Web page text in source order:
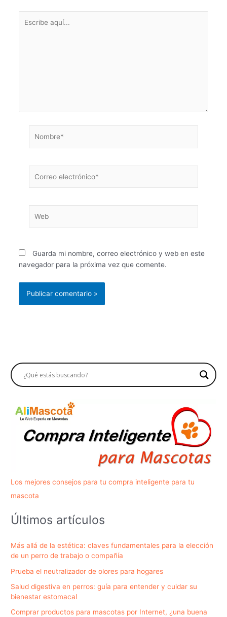
aquí...
electrónico*
Guarda mi nombre, correo electrónico y web en este
navegador para la próxima vez que comente.
Los mejores consejos para tu compra inteligente para tu
mascota
Últimos artículos
Más allá de la estética: claves fundamentales para la elección
de un perro de trabajo o compañía
Prueba el neutralizador de olores para hogares
Salud digestiva en perros: guía para entender y cuidar su
bienestar estomacal
Comprar productos para mascotas por Internet, ¿una buena